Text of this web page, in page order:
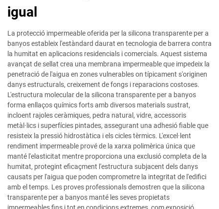
igual
La protecció impermeable oferida per la silicona transparente per a
banyos estableix l'estàndard daurat en tecnologia de barrera contra
la humitat en aplicacions residencials i comercials. Aquest sistema
avançat de sellat crea una membrana impermeable que impedeix la
penetració de l'aigua en zones vulnerables on típicament s'originen
danys estructurals, creixement de fongs i reparacions costoses.
L'estructura molecular de la silicona transparente per a banyos
forma enllaços químics forts amb diversos materials sustrat,
incloent rajoles ceràmiques, pedra natural, vidre, accessoris
metàl·lics i superfícies pintades, assegurant una adhesió fiable que
resisteix la pressió hidrostàtica i els cicles tèrmics. L'excel·lent
rendiment impermeable prové de la xarxa polimèrica única que
manté l'elasticitat mentre proporciona una exclusió completa de la
humitat, protegint eficaçment l'estructura subjacent dels danys
causats per l'aigua que poden comprometre la integritat de l'edifici
amb el temps. Les proves professionals demostren que la silicona
transparente per a banyos manté les seves propietats